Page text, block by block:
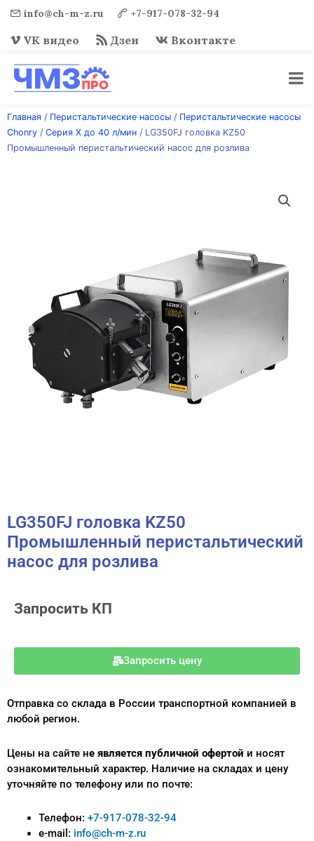
info@ch-m-z.ru +7-917-078-32-94
VK видео Дзен Вконтакте
содержимому
Главная / Перистальтические насосы / Перистальтические насосы
Chonry / Серия Х до 40 л/мин / LG350FJ головка KZ50
Промышленный перистальтический насос для розлива
LG350FJ головка KZ50
Промышленный перистальтический
насос для розлива
Запросить КП
Запросить цену
Отправка со склада в России транспортной компанией в
любой регион.
Цены на сайте не является публичной офертой и носят
ознакомительный характер. Наличие на складах и цену
уточняйте по телефону или по почте:
Телефон: +7-917-078-32-94
e-mail: info@ch-m-z.ru